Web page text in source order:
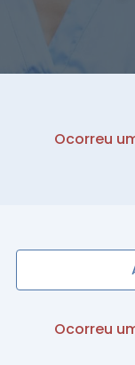
Ocorreu
Ocorreu